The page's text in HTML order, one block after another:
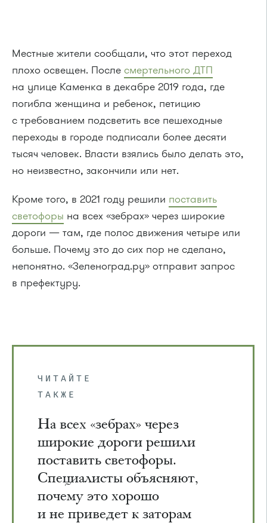
Местные жители сообщали, что этот переход
плохо освещен. После смертельного ДТП
на улице Каменка в декабре 2019 года, где
погибла женщина и ребенок, петицию
с требованием подсветить все пешеходные
переходы в городе подписали более десяти
тысяч человек. Власти взялись было делать это,
но неизвестно, закончили или нет.
Кроме того, в 2021 году решили поставить
светофоры на всех «зебрах» через широкие
дороги — там, где полос движения четыре или
больше. Почему это до сих пор не сделано,
непонятно. «Зеленоград.ру» отправит запрос
в префектуру.
ЧИТАЙТЕ
ТАКЖЕ
На всех «зебрах» через
широкие дороги решили
поставить светофоры.
Специалисты объясняют,
почему это хорошо
и не приведет к заторам